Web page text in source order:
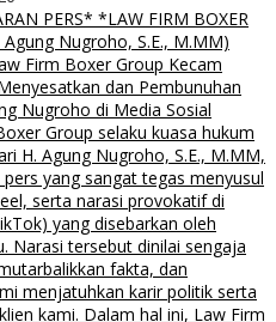
PERS* *LAW FIRM BOXER
Nugroho, S.E., M.MM)
Firm Boxer Group Kecam
dan Pembunuhan
Nugroho di Media Sosial
Group selaku kuasa hukum
H. Agung Nugroho, S.E., M.MM,
yang sangat tegas menyusul
serta narasi provokatif di
yang disebarkan oleh
Narasi tersebut dinilai sengaja
fakta, dan
menjatuhkan karir politik serta
kami. Dalam hal ini, Law Firm